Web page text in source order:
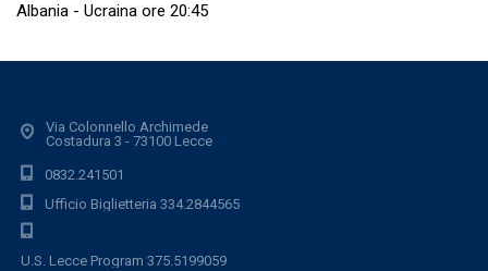
Albania - Ucraina ore 20:45
Via Colonnello Archimede
Costadura 3 - 73100 Lecce
0832.241501
Ufficio Biglietteria 334.2844565
U.S. Lecce Program 375.5199059